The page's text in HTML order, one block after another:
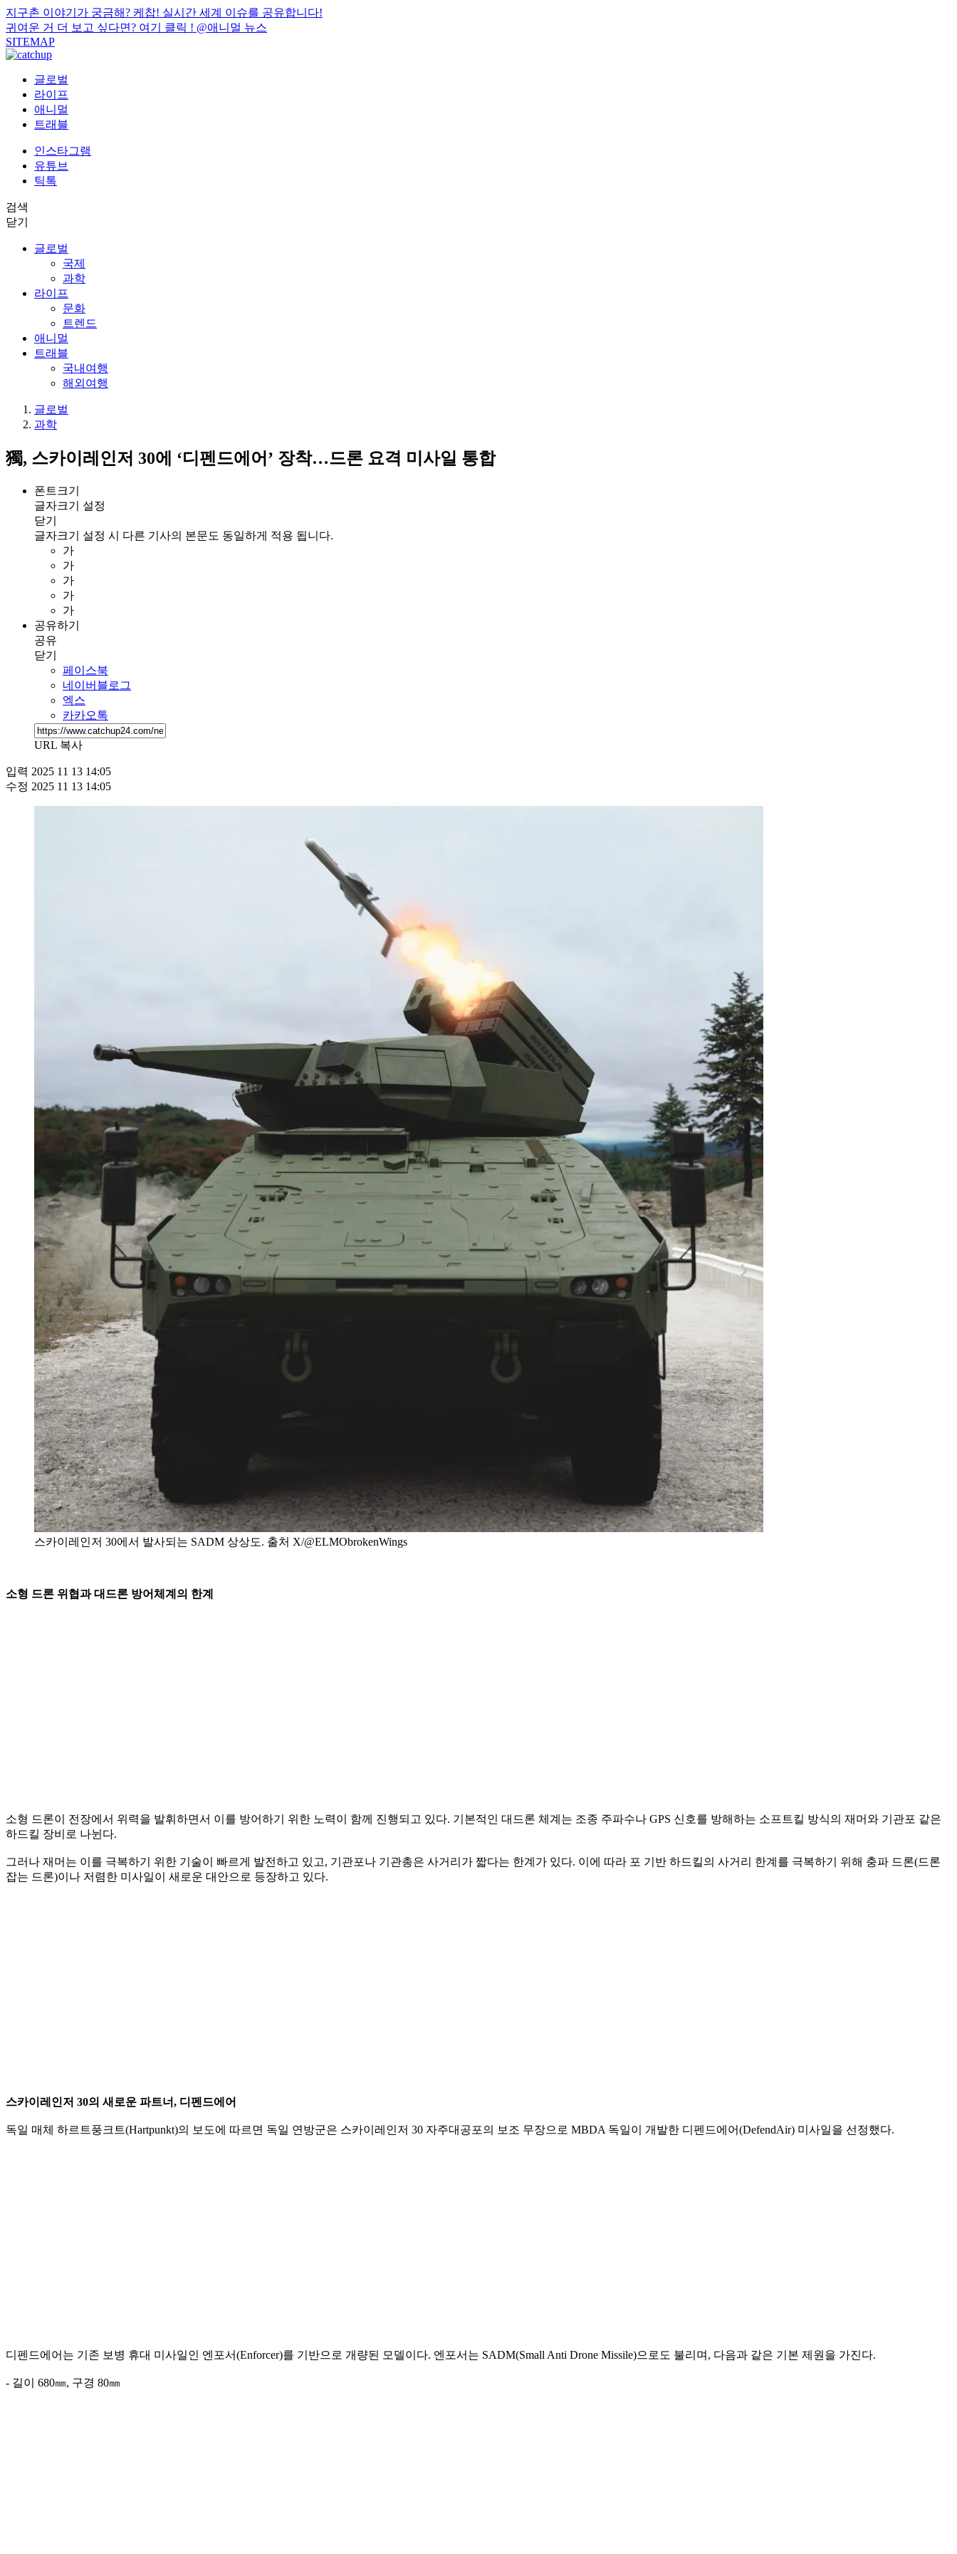
지구촌 이야기가 궁금해? 케찹! 실시간 세계 이슈를 공유합니다!
귀여운 거 더 보고 싶다면? 여기 클릭 ! @애니멀 뉴스
SITEMAP
글로벌
라이프
애니멀
트래블
인스타그램
유튜브
틱톡
검색
닫기
글로벌
국제
과학
라이프
문화
트렌드
애니멀
트래블
국내여행
해외여행
글로벌
과학
獨, 스카이레인저 30에 ‘디펜드에어’ 장착…드론 요격 미사일 통합
폰트크기
글자크기 설정
닫기
글자크기 설정 시 다른 기사의 본문도 동일하게 적용 됩니다.
가
가
가
가
가
공유하기
공유
닫기
페이스북
네이버블로그
엑스
카카오톡
URL 복사
입력 2025 11 13 14:05
수정 2025 11 13 14:05
스카이레인저 30에서 발사되는 SADM 상상도. 출처 X/@ELMObrokenWings
소형 드론 위협과 대드론 방어체계의 한계
소형 드론이 전장에서 위력을 발휘하면서 이를 방어하기 위한 노력이 함께 진행되고 있다. 기본적인 대드론 체계는 조종 주파수나 GPS 신호를 방해하는 소프트킬 방식의 재머와 기관포 같은
하드킬 장비로 나뉜다.
그러나 재머는 이를 극복하기 위한 기술이 빠르게 발전하고 있고, 기관포나 기관총은 사거리가 짧다는 한계가 있다. 이에 따라 포 기반 하드킬의 사거리 한계를 극복하기 위해 충파 드론(드론
잡는 드론)이나 저렴한 미사일이 새로운 대안으로 등장하고 있다.
스카이레인저 30의 새로운 파트너, 디펜드에어
독일 매체 하르트풍크트(Hartpunkt)의 보도에 따르면 독일 연방군은 스카이레인저 30 자주대공포의 보조 무장으로 MBDA 독일이 개발한 디펜드에어(DefendAir) 미사일을 선정했다.
디펜드에어는 기존 보병 휴대 미사일인 엔포서(Enforcer)를 기반으로 개량된 모델이다. 엔포서는 SADM(Small Anti Drone Missile)으로도 불리며, 다음과 같은 기본 제원을 가진다.
- 길이 680㎜, 구경 80㎜